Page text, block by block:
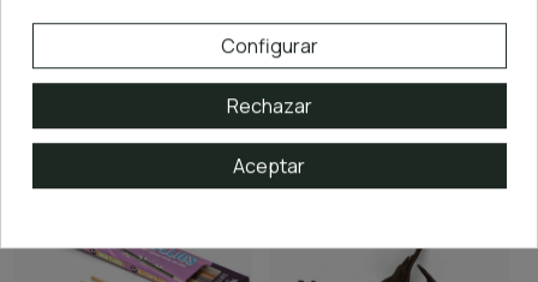
ARTÍCULOS RELACIONADOS
Configurar
Rechazar
Aceptar